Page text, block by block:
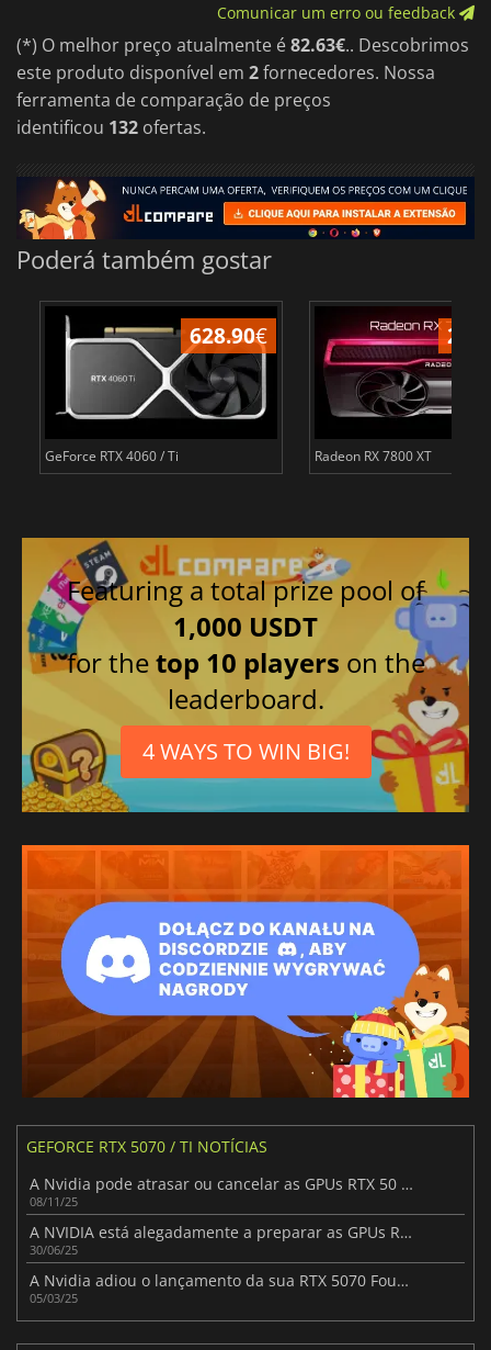
Comunicar um erro ou feedback
(*) O melhor preço atualmente é82.63€.. Descobrimos
este produto disponível em 2fornecedores. Nossa
ferramenta de comparação de preços
identificou 132 ofertas.
Poderá também gostar
628.90€
GeForce RTX 4060 / Ti Radeon RX 7800 XT
Featuring a total prize pool of
1,000 USDT
for thetop 10 players on the
leaderboard.
4 WAYS TO WIN BIG!
GEFORCE RTX 5070 / TI NOTÍCIAS
A Nvidia pode atrasar ou cancelar as GPUs RTX 50 SUPER devido a restrições no fornecimento de DRAM
08/11/25
A NVIDIA está alegadamente a preparar as GPUs RTX 5070 Super e RTX 5070 Ti Super
30/06/25
A Nvidia adiou o lançamento da sua RTX 5070 Founders Edition
05/03/25